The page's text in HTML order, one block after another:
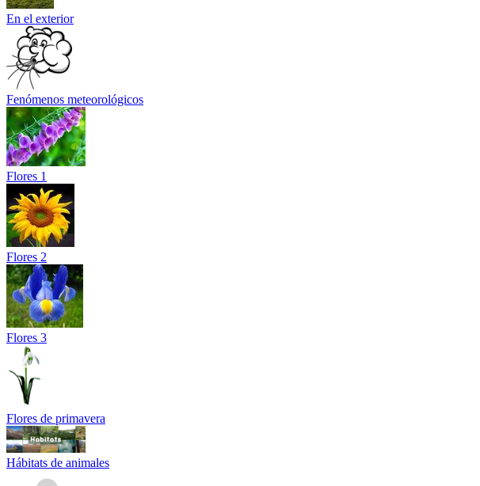
En el exterior
Fenómenos meteorológicos
Flores 1
Flores 2
Flores 3
Flores de primavera
Hábitats de animales